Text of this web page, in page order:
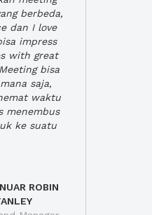
berbeda,
dan I love
impress
with great
bisa
saja,
waktu
menembus
ke suatu
ROBIN